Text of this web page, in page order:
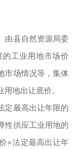
县自然资源局委
工业用地市场价
市场情况等，集体
地出让底价。
最高出让年限的
性供应工业用地的
=法定最高出让年